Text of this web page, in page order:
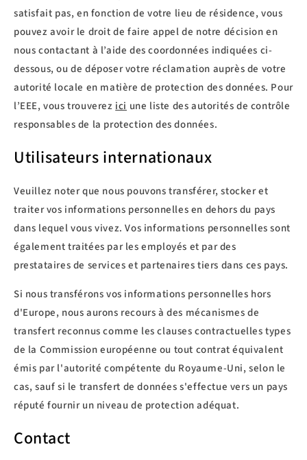
satisfait pas, en fonction de votre lieu de résidence, vous
pouvez avoir le droit de faire appel de notre décision en
nous contactant à l’aide des coordonnées indiquées ci-
dessous, ou de déposer votre réclamation auprès de votre
autorité locale en matière de protection des données. Pour
l’EEE, vous trouverezici une liste des autorités de contrôle
responsables de la protection des données.
Utilisateurs internationaux
Veuillez noter que nous pouvons transférer, stocker et
traiter vos informations personnelles en dehors du pays
dans lequel vous vivez. Vos informations personnelles sont
également traitées par les employés et par des
prestataires de services et partenaires tiers dans ces pays.
Si nous transférons vos informations personnelles hors
d'Europe, nous aurons recours à des mécanismes de
transfert reconnus comme les clauses contractuelles types
de la Commission européenne ou tout contrat équivalent
émis par l'autorité compétente du Royaume-Uni, selon le
cas, sauf si le transfert de données s'effectue vers un pays
réputé fournir un niveau de protection adéquat.
Contact